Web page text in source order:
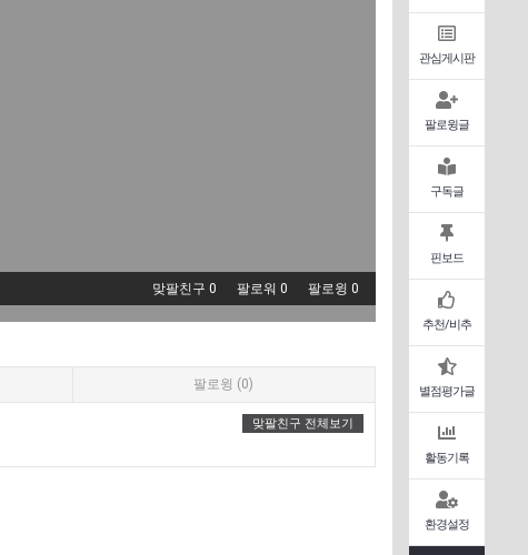
관심게시판
팔로윙글
구독글
핀보드
추천/비추
별점평가글
활동기록
환경설정
맞팔친구 0 팔로워 0 팔로윙 0
팔로윙 (0)
맞팔친구 전체보기